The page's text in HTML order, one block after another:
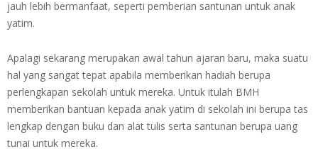
jauh lebih bermanfaat, seperti pemberian santunan untuk anak
yatim.
Apalagi sekarang merupakan awal tahun ajaran baru, maka suatu
hal yang sangat tepat apabila memberikan hadiah berupa
perlengkapan sekolah untuk mereka. Untuk itulah BMH
memberikan bantuan kepada anak yatim di sekolah ini berupa tas
lengkap dengan buku dan alat tulis serta santunan berupa uang
tunai untuk mereka.